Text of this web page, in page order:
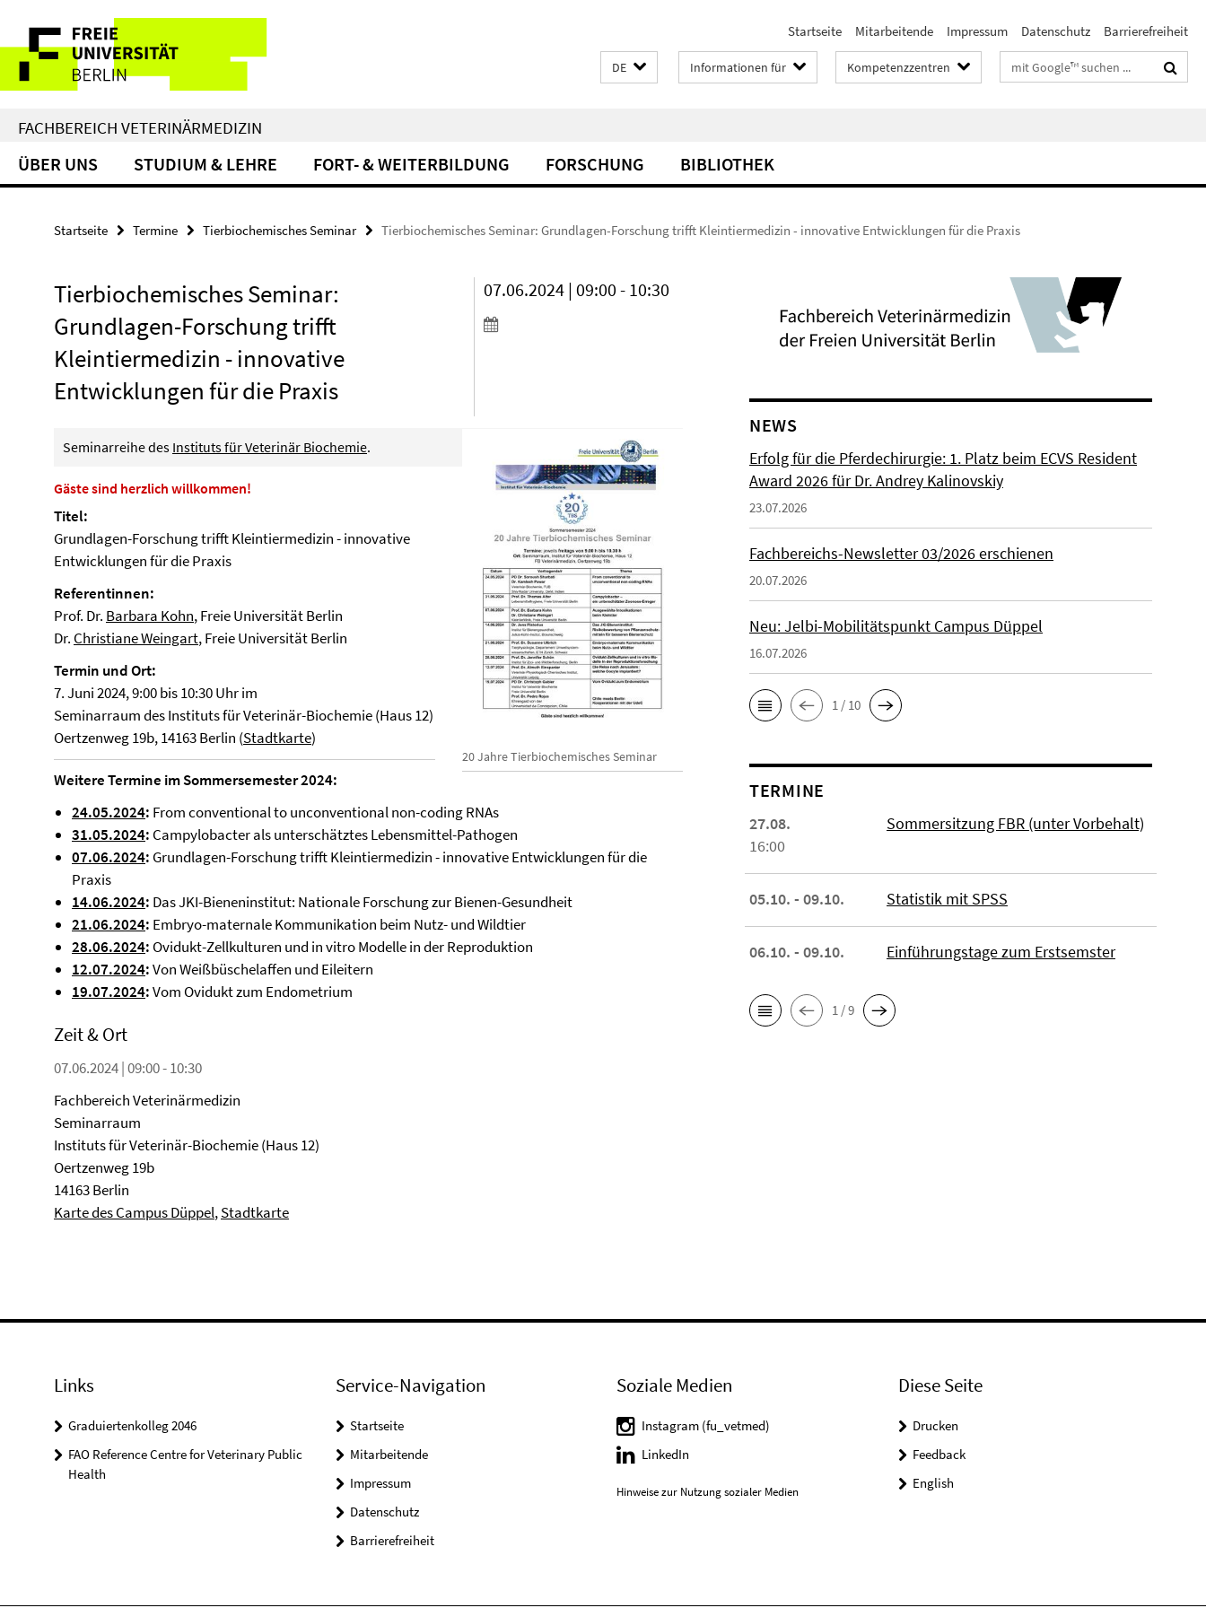
direkt
Inhalt
Service-
Navigation
Startseite Mitarbeitende Impressum Datenschutz Barrierefreiheit
DE Informationen für Kompetenzzentren Suchbegriffe
FACHBEREICH VETERINÄRMEDIZIN
ÜBER UNS STUDIUM & LEHRE FORT- & WEITERBILDUNG FORSCHUNG BIBLIOTHEK
Startseite Termine Tierbiochemisches Seminar Tierbiochemisches Seminar: Grundlagen-Forschung trifft Kleintiermedizin - innovative Entwicklungen für die Praxis
Tierbiochemisches Seminar:
Grundlagen-Forschung trifft
Kleintiermedizin - innovative
Entwicklungen für die Praxis
07.06.2024 | 09:00 - 10:30
20 Jahre Tierbiochemisches Seminar
Seminarreihe des Instituts für Veterinär Biochemie.
Gäste sind herzlich willkommen!
Titel:
Grundlagen-Forschung trifft Kleintiermedizin - innovative
Entwicklungen für die Praxis
Referentinnen:
Prof. Dr. Barbara Kohn, Freie Universität Berlin
Dr. Christiane Weingart, Freie Universität Berlin
Termin und Ort:
7. Juni 2024, 9:00 bis 10:30 Uhr im
Seminarraum des Instituts für Veterinär-Biochemie (Haus 12)
Oertzenweg 19b, 14163 Berlin (Stadtkarte)
Weitere Termine im Sommersemester 2024:
24.05.2024: From conventional to unconventional non-coding RNAs
31.05.2024: Campylobacter als unterschätztes Lebensmittel-Pathogen
07.06.2024: Grundlagen-Forschung trifft Kleintiermedizin - innovative Entwicklungen für die
Praxis
14.06.2024: Das JKI-Bieneninstitut: Nationale Forschung zur Bienen-Gesundheit
21.06.2024: Embryo-maternale Kommunikation beim Nutz- und Wildtier
28.06.2024: Ovidukt-Zellkulturen und in vitro Modelle in der Reproduktion
12.07.2024:Von Weißbüschelaffen und Eileitern
19.07.2024:Vom Ovidukt zum Endometrium
Zeit & Ort
07.06.2024 | 09:00 - 10:30
Fachbereich Veterinärmedizin
Seminarraum
Instituts für Veterinär-Biochemie (Haus 12)
Oertzenweg 19b
14163 Berlin
Karte des Campus Düppel,Stadtkarte
NEWS
Erfolg für die Pferdechirurgie: 1. Platz beim ECVS Resident
Award 2026 für Dr. Andrey Kalinovskiy
23.07.2026
Fachbereichs-Newsletter 03/2026 erschienen
20.07.2026
Neu: Jelbi-Mobilitätspunkt Campus Düppel
16.07.2026
1 / 10
TERMINE
27.08.
16:00
Sommersitzung FBR (unter Vorbehalt)
05.10. - 09.10. Statistik mit SPSS
06.10. - 09.10. Einführungstage zum Erstsemster
1 / 9
Links
Graduiertenkolleg 2046
FAO Reference Centre for Veterinary Public
Health
Service-Navigation
Startseite
Mitarbeitende
Impressum
Datenschutz
Barrierefreiheit
Soziale Medien
Instagram (fu_vetmed)
LinkedIn
Hinweise zur Nutzung sozialer Medien
Diese Seite
Drucken
Feedback
English